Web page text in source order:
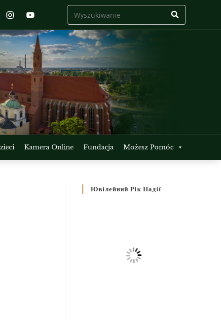
Kamera Online Fundacja Możesz Pomóc
Ювілейний Рік Надії